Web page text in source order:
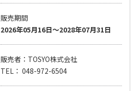
販売期間
2026年05月16日～2028年07月31日
販売者：TOSYO株式会社
TEL： 048-972-6504